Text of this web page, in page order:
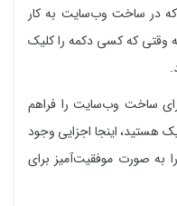
CSS و JavaScript/jQuery/Angular که در ساخت وب‌سایت به کار
وقتی که کسی دکمه را کلیک
ساخت وب‌سایت را فراهم
هستید، اینجا اجزایی وجود
به صورت موفقیت‌آمیز برای